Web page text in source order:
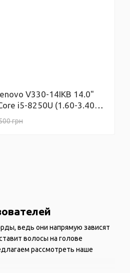
ведь они напрямую зависят
волосы на голове
рассмотреть наше
V330-14IKB 14.0"
i5-8250U (1.60-3.40
грн